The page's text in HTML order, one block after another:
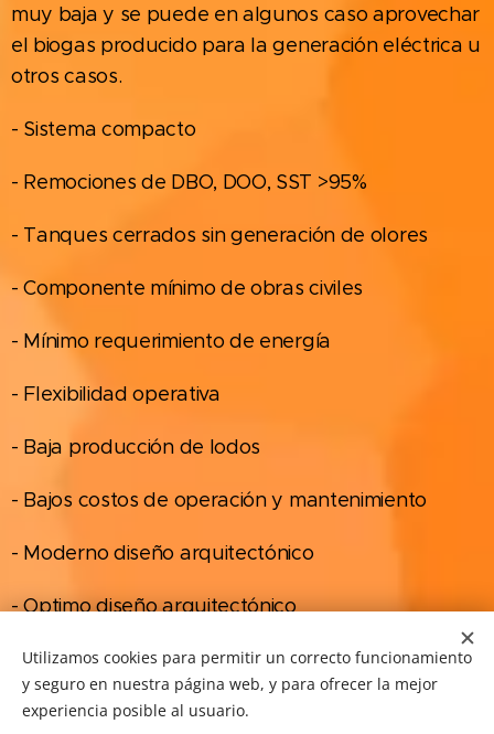
muy baja y se puede en algunos caso aprovechar
el biogas producido para la generación eléctrica u
otros casos.
- Sistema compacto
- Remociones de DBO, DOO, SST >95%
- Tanques cerrados sin generación de olores
- Componente mínimo de obras civiles
- Mínimo requerimiento de energía
- Flexibilidad operativa
- Baja producción de lodos
- Bajos costos de operación y mantenimiento
- Moderno diseño arquitectónico
- Optimo diseño arquitectónico
Utilizamos cookies para permitir un correcto funcionamiento
y seguro en nuestra página web, y para ofrecer la mejor
experiencia posible al usuario.